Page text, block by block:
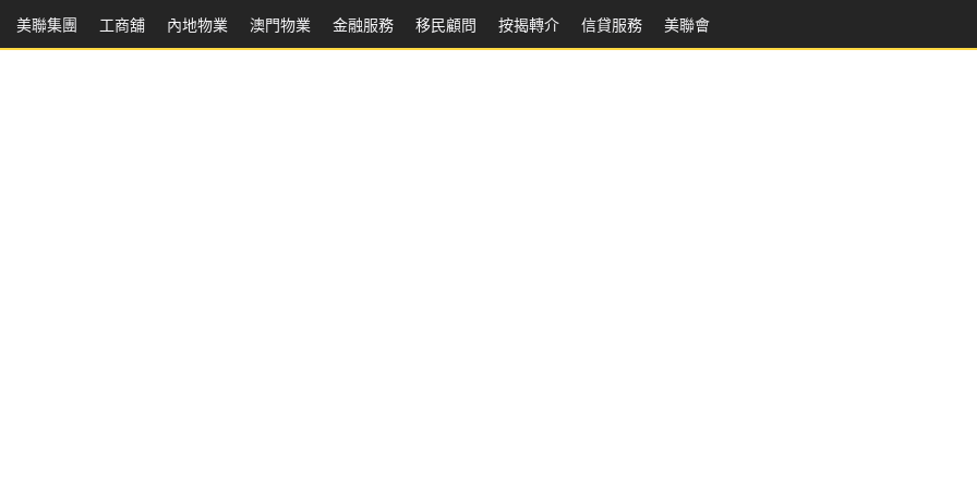
美聯集團 工商舖 內地物業 澳門物業 金融服務 移民顧問 按揭轉介 信貸服務 美聯會